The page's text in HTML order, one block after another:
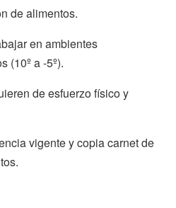
de alimentos.
en ambientes
(10º a -5º).
de esfuerzo físico y
vigente y copia carnet de